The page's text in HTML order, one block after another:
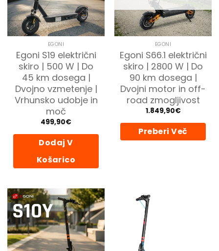
EGONI
Egoni S19 električni
skiro | 500 W | Do
45 km dosega |
Dvojno vzmetenje |
Vrhunsko udobje in
moč
499,90€
Dodaj V
Košarico
EGONI
Egoni S66.1 električni
skiro | 2800 W | Do
90 km dosega |
Dvojni motor in off-
road zmogljivost
1.849,90€
Preberi Več